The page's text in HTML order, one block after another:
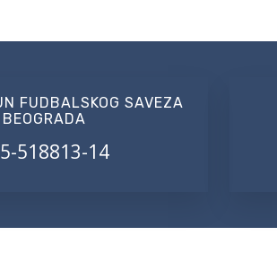
FUDBALSKOG SAVEZA
BEOGRADA
518813-14